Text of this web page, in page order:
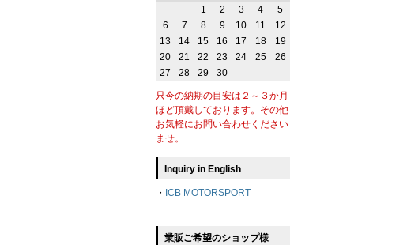
1 2 3 4
5
6
7 8 9 10 11
12
13
14 15 16 17 18
19
20
21 22 23 24 25
26
27
28 29 30
只今の納期の目安は２～３か月
ほど頂戴しております。その他
お気軽にお問い合わせください
ませ。
Inquiry in English
・ ICB MOTORSPORT
業販ご希望のショップ様